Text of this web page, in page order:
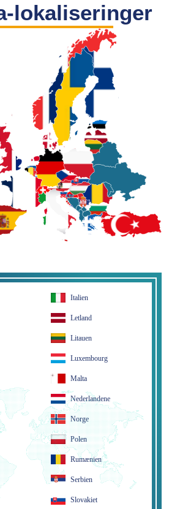
lokaliseringer
Italien
Letland
Litauen
Luxembourg
Malta
Nederlandene
Norge
Polen
Rumænien
Serbien
Slovakiet